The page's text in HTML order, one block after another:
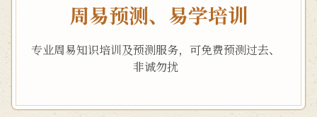
周易预测、易学培训
专业周易知识培训及预测服务，可免费预测过去、
非诚勿扰